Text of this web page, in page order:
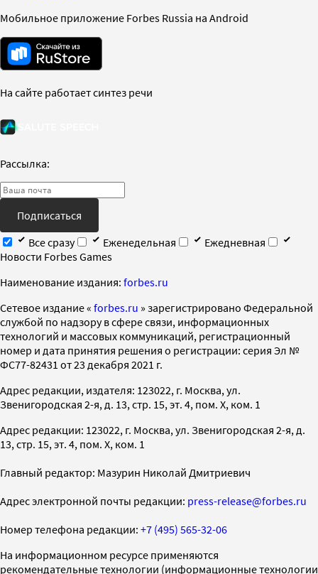
Мобильное приложение Forbes Russia на Android
На сайте работает синтез речи
Рассылка:
Подписаться
Все сразу
Еженедельная
Ежедневная
Новости Forbes Games
Наименование издания: forbes.ru
Cетевое издание « forbes.ru » зарегистрировано Федеральной
службой по надзору в сфере связи, информационных
технологий и массовых коммуникаций, регистрационный
номер и дата принятия решения о регистрации: серия Эл №
ФС77-82431 от 23 декабря 2021 г.
Адрес редакции, издателя: 123022, г. Москва, ул.
Звенигородская 2-я, д. 13, стр. 15, эт. 4, пом. X, ком. 1
Адрес редакции: 123022, г. Москва, ул. Звенигородская 2-я, д.
13, стр. 15, эт. 4, пом. X, ком. 1
Главный редактор: Мазурин Николай Дмитриевич
Адрес электронной почты редакции: press-release@forbes.ru
Номер телефона редакции: +7 (495) 565-32-06
На информационном ресурсе применяются
рекомендательные технологии (информационные технологии